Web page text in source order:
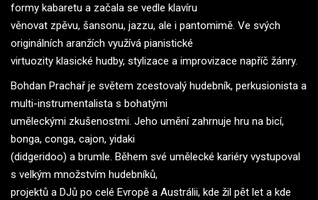
formy kabaretu a začala se vedle klavíru
věnovat zpěvu, šansonu, jazzu, ale i pantomimě. Ve svých
originálních aranžích využívá pianistické
virtuozity klasické hudby, stylizace a improvizace napříč žánry.
Bohdan Prachař je světem zcestovalý hudebník, perkusionista a
multi-instrumentalista s bohatými
uměleckými zkušenostmi. Jeho umění zahrnuje hru na bicí,
bonga, conga, cajon, yidaki
(didgeridoo) a brumle. Během své umělecké kariéry vystupoval
s velkým množstvím hudebníků,
projektů a DJů po celé Evropě a Austrálii, kde žil pět let a kde